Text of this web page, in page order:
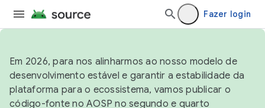
Fazer login
Em 2026, para nos alinharmos ao nosso modelo de
desenvolvimento estável e garantir a estabilidade da
plataforma para o ecossistema, vamos publicar o
código-fonte no AOSP no segundo e quarto